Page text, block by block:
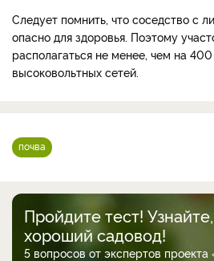
Следует помнить, что соседство с
опасно для здоровья. Поэтому
располагаться не менее, чем на
высоковольтных сетей.
почва
Пройдите тест!
хороший садовод!
5 вопросов от экспертов проекта